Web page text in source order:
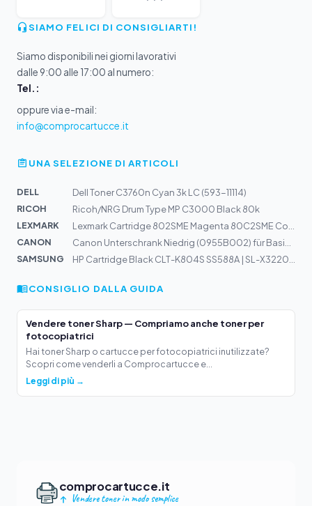
SIAMO FELICI DI CONSIGLIARTI!
Siamo disponibili nei giorni lavorativi
dalle 9:00 alle 17:00 al numero:
Tel.:
oppure via e-mail:
info@comprocartucce.it
UNA SELEZIONE DI ARTICOLI
DELL
Dell Toner C3760n Cyan 3k LC (593-11114)
RICOH
Ricoh/NRG Drum Type MP C3000 Black 80k
LEXMARK
CANON
SAMSUNG
CONSIGLIO DALLA GUIDA
Vendere toner Sharp — Compriamo anche toner per
fotocopiatrici
Hai toner Sharp o cartucce per fotocopiatrici inutilizzate?
Scopri come venderli a Comprocartucce e...
Leggi di più →
comprocartucce.it
Vendere toner in modo semplice